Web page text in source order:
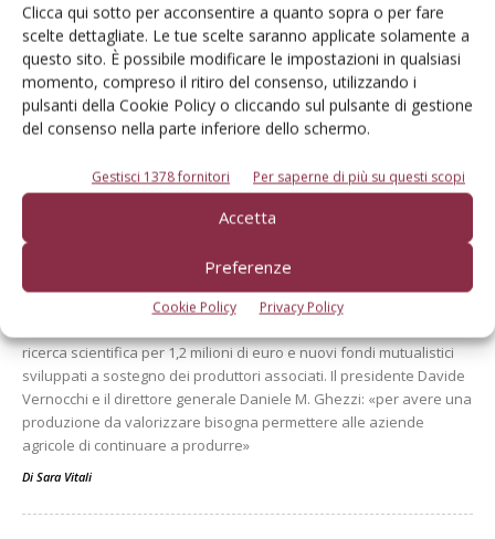
Clicca qui sotto per acconsentire a quanto sopra o per fare
scelte dettagliate. Le tue scelte saranno applicate solamente a
questo sito. È possibile modificare le impostazioni in qualsiasi
momento, compreso il ritiro del consenso, utilizzando i
pulsanti della Cookie Policy o cliccando sul pulsante di gestione
del consenso nella parte inferiore dello schermo.
Gestisci 1378 fornitori Per saperne di più su questi scopi
Accetta
Preferenze
Cookie Policy Privacy Policy
Dalla stessa categoria
Apo Conerpo, +15% di
fatturato. Vernocchi:
«rafforzare gli strumenti per
Apo Conerpo approva il bilancio 2025 con un fatturato di 563 milioni
ricerca scientifica per 1,2 milioni di euro e nuovi fondi mutualistici
sviluppati a sostegno dei produttori associati. Il presidente Davide
Vernocchi e il direttore generale Daniele M. Ghezzi: «per avere una
produzione da valorizzare bisogna permettere alle aziende
agricole di continuare a produrre»
Di Sara Vitali